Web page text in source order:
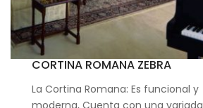
CORTINA ROMANA ZEBRA
La Cortina Romana: Es funcional y